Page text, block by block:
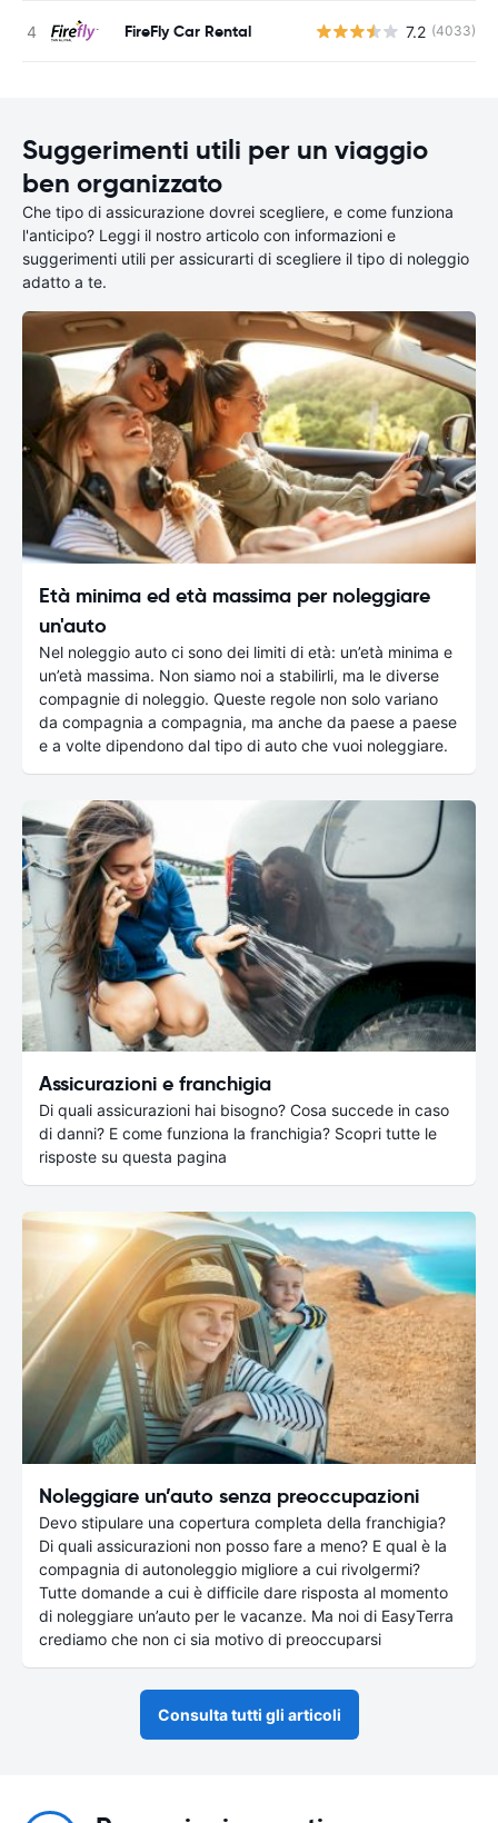
FireFly Car Rental 7.2 (4033)
Suggerimenti utili per un viaggio
ben organizzato
Che tipo di assicurazione dovrei scegliere, e come funziona
l'anticipo? Leggi il nostro articolo con informazioni e
suggerimenti utili per assicurarti di scegliere il tipo di noleggio
adatto a te.
Età minima ed età massima per noleggiare
un'auto
Nel noleggio auto ci sono dei limiti di età: un’età minima e
un’età massima. Non siamo noi a stabilirli, ma le diverse
compagnie di noleggio. Queste regole non solo variano
da compagnia a compagnia, ma anche da paese a paese
e a volte dipendono dal tipo di auto che vuoi noleggiare.
Assicurazioni e franchigia
Di quali assicurazioni hai bisogno? Cosa succede in caso
di danni? E come funziona la franchigia? Scopri tutte le
risposte su questa pagina
Noleggiare un’auto senza preoccupazioni
Devo stipulare una copertura completa della franchigia?
Di quali assicurazioni non posso fare a meno? E qual è la
compagnia di autonoleggio migliore a cui rivolgermi?
Tutte domande a cui è difficile dare risposta al momento
di noleggiare un’auto per le vacanze. Ma noi di EasyTerra
crediamo che non ci sia motivo di preoccuparsi
Consulta tutti gli articoli